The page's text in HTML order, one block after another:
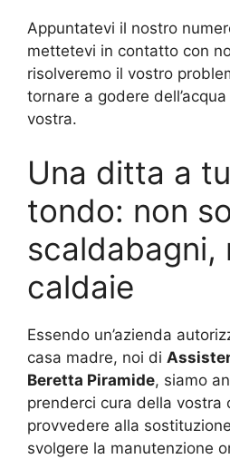
Appuntatevi il nostro
mettetevi in contatto con
risolveremo il vostro
tornare a godere
vostra.
Una ditta a
tondo: non
scaldabagni,
caldaie
Essendo un’azienda
casa madre, noi di
Beretta Piramide, siamo
prenderci cura della vostra
provvedere alla
svolgere la manutenzione